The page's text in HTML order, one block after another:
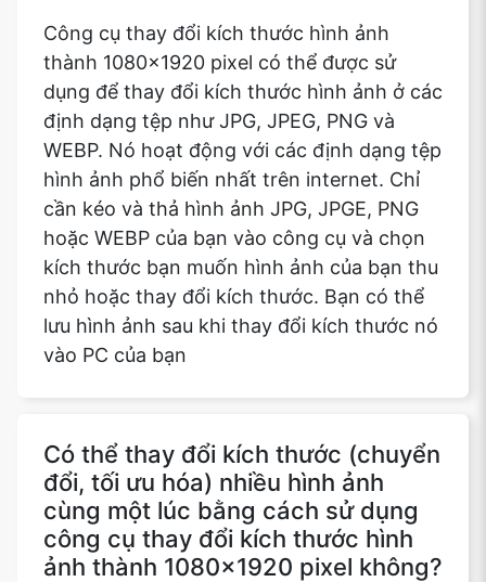
Công cụ thay đổi kích thước hình ảnh
thành 1080x1920 pixel có thể được sử
dụng để thay đổi kích thước hình ảnh ở các
định dạng tệp như JPG, JPEG, PNG và
WEBP. Nó hoạt động với các định dạng tệp
hình ảnh phổ biến nhất trên internet. Chỉ
cần kéo và thả hình ảnh JPG, JPGE, PNG
hoặc WEBP của bạn vào công cụ và chọn
kích thước bạn muốn hình ảnh của bạn thu
nhỏ hoặc thay đổi kích thước. Bạn có thể
lưu hình ảnh sau khi thay đổi kích thước nó
vào PC của bạn
Có thể thay đổi kích thước (chuyển
đổi, tối ưu hóa) nhiều hình ảnh
cùng một lúc bằng cách sử dụng
công cụ thay đổi kích thước hình
ảnh thành 1080x1920 pixel không?